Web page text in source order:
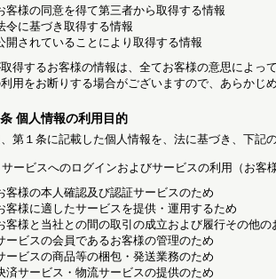
客様の同意を得て第三者から取得する情報
令に基づき取得する情報
開されていることにより取得する情報
得するお客様の情報は、全てお客様の意思によっ
用をお断りする場合がございますので、あらかじ
個人情報の利用目的
第１条に記載した個人情報を、法に基づき、下記
サービスへのログインおよびサービスの利用（お
客様の本人確認及び認証サービスのため
客様に適したサービスを提供・運用するため
客様と当社との間の取引の成立および履行その他
ービスの会員であるお客様の管理のため
ービスの商品等の梱包・発送業務のため
済サービス・物流サービスの提供のため